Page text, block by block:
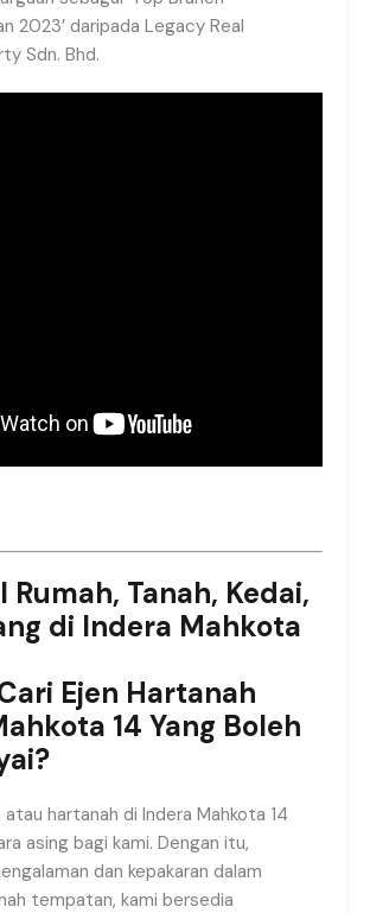
2023’ daripada Legacy Real
Sdn. Bhd.
Rumah, Tanah, Kedai,
di Indera Mahkota
Ejen Hartanah
14 Yang Boleh
atau hartanah di Indera Mahkota 14
asing bagi kami. Dengan itu,
dan kepakaran dalam
tempatan, kami bersedia